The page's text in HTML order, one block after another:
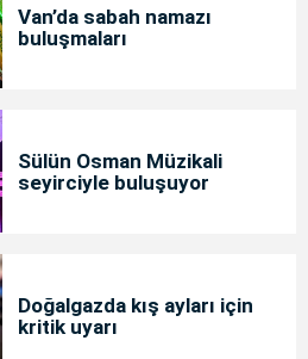
Van’da sabah namazı
buluşmaları
Sülün Osman Müzikali
seyirciyle buluşuyor
Doğalgazda kış ayları için
kritik uyarı